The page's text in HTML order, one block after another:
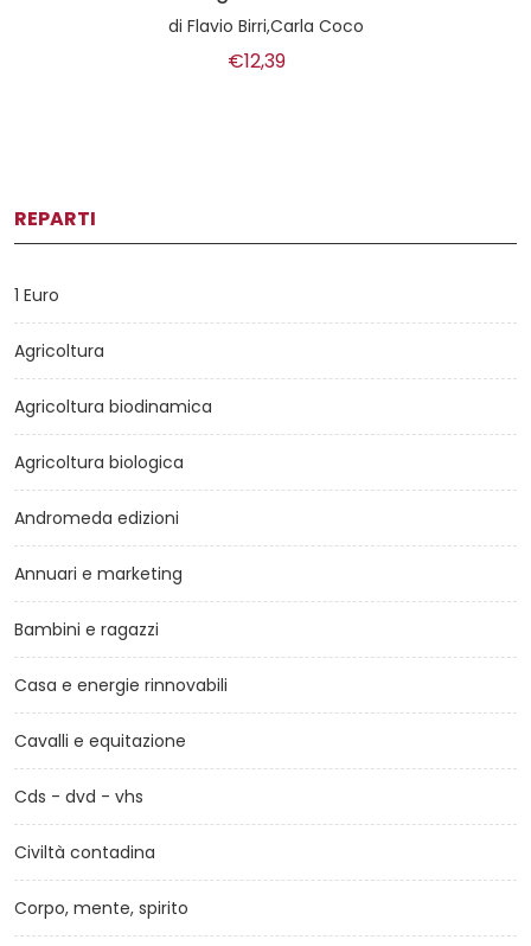
di Flavio Birri,Carla Coco
€12,39
REPARTI
1 Euro
Agricoltura
Agricoltura biodinamica
Agricoltura biologica
Andromeda edizioni
Annuari e marketing
Bambini e ragazzi
Casa e energie rinnovabili
Cavalli e equitazione
Cds - dvd - vhs
Civiltà contadina
Corpo, mente, spirito